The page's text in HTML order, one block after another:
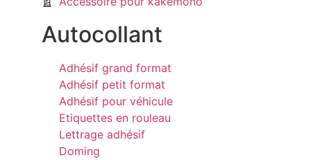
Autocollant
Adhésif grand format
Adhésif petit format
Adhésif pour véhicule
Etiquettes en rouleau
Lettrage adhésif
Doming